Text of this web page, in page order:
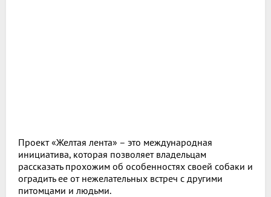
Проект «Желтая лента» – это международная
инициатива, которая позволяет владельцам
рассказать прохожим об особенностях своей собаки и
оградить ее от нежелательных встреч с другими
питомцами и людьми.